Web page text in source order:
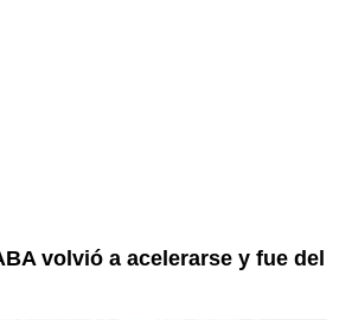
volvió a acelerarse y fue del